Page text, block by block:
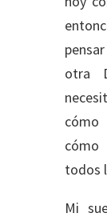
otra
cómo
todos
Mi